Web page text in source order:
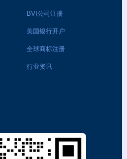
BVI公司注册
美国银行开户
全球商标注册
行业资讯